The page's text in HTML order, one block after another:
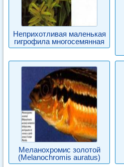
Неприхотливая маленькая
гигрофила многосемянная
Меланохромис золотой
(Melanochromis auratus)